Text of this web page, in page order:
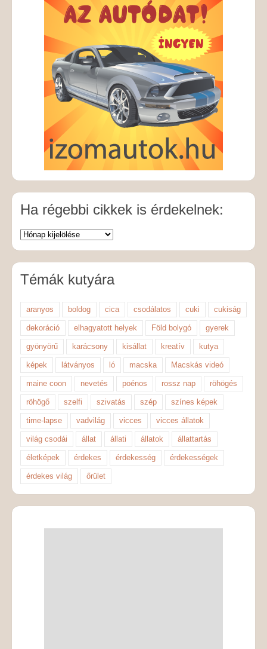
Ha régebbi cikkek is érdekelnek:
Témák kutyára
aranyos boldog cica csodálatos cuki cukiság
dekoráció elhagyatott helyek Föld bolygó gyerek
gyönyörű karácsony kisállat kreatív kutya
képek látványos ló macska Macskás videó
maine coon nevetés poénos rossz nap röhögés
röhögő szelfi szivatás szép színes képek
time-lapse vadvilág vicces vicces állatok
világ csodái állat állati állatok állattartás
életképek érdekes érdekesség érdekességek
érdekes világ őrület